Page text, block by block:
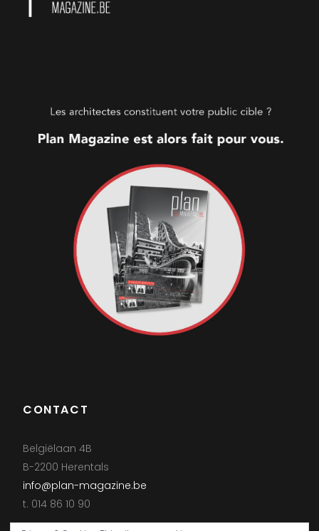
CONTACT
Belgiëlaan 4B
B-2200 Herentals
info@plan-magazine.be
t. 014 86 10 90